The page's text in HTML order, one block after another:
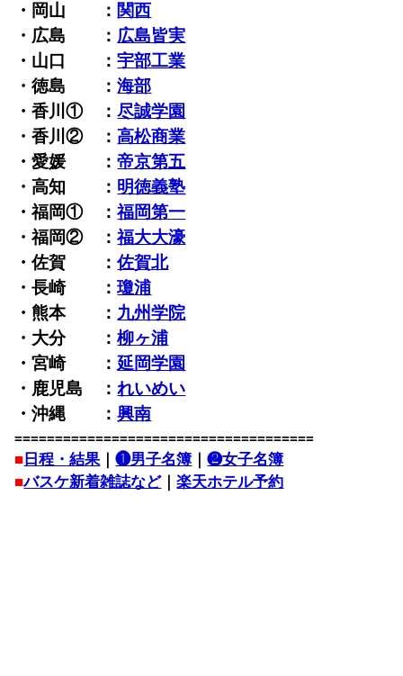
・岡山 ： 関西
・広島 ： 広島皆実
・山口 ：宇部工業
・徳島 ：海部
・香川① ：尽誠学園
・香川② ：高松商業
・愛媛 ：帝京第五
・高知 ： 明徳義塾
・福岡① ：福岡第一
・福岡② ：福大大濠
・佐賀 ：佐賀北
・長崎 ：瓊浦
・熊本 ： 九州学院
・大分 ：柳ヶ浦
・宮崎 ： 延岡学園
・鹿児島 ：れいめい
・沖縄 ：興南
=====================================
■ 日程・結果｜❶男子名簿 ｜❷女子名簿
■バスケ新着雑誌など｜楽天ホテル予約